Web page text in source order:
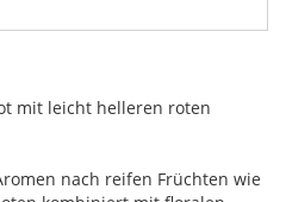
mit leicht helleren roten
nach reifen Früchten wie